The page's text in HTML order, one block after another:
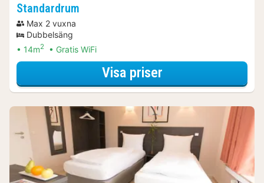
Standardrum
Max 2 vuxna
Dubbelsäng
14m2 Gratis WiFi
Visa priserför Standardrum